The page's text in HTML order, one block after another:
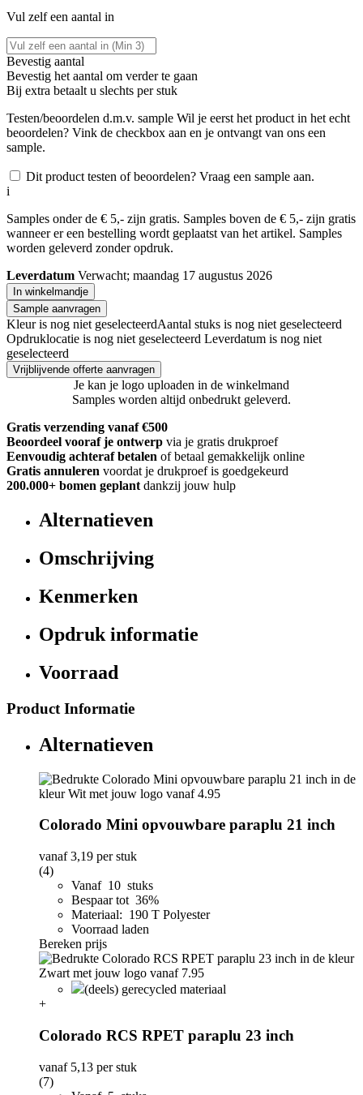
Vul zelf een aantal in
Bevestig aantal
Bevestig het aantal om verder te gaan
Bij extra betaalt u slechts per stuk
Testen/beoordelen d.m.v. sample Wil je eerst het product in het echt
beoordelen? Vink de checkbox aan en je ontvangt van ons een
sample.
Dit product testen of beoordelen? Vraag een sample aan.
i
Samples onder de € 5,- zijn gratis. Samples boven de € 5,- zijn gratis
wanneer er een bestelling wordt geplaatst van het artikel. Samples
worden geleverd zonder opdruk.
Leverdatum Verwacht; maandag 17 augustus 2026
In winkelmandje
Sample aanvragen
Kleur is nog niet geselecteerdAantal stuks is nog niet geselecteerd
Opdruklocatie is nog niet geselecteerd Leverdatum is nog niet
geselecteerd
Vrijblijvende offerte aanvragen
Je kan je logo uploaden in de winkelmand
Samples worden altijd onbedrukt geleverd.
Gratis verzending vanaf €500
Beoordeel vooraf je ontwerp via je gratis drukproef
Eenvoudig achteraf betalen of betaal gemakkelijk online
Gratis annuleren voordat je drukproef is goedgekeurd
200.000+ bomen geplant dankzij jouw hulp
Alternatieven
Omschrijving
Kenmerken
Opdruk informatie
Voorraad
Product Informatie
Alternatieven
Colorado Mini opvouwbare paraplu 21 inch
vanaf3,19 per stuk
(4)
Vanaf 10 stuks
Bespaar tot 36%
Materiaal: 190 T Polyester
Voorraad laden
Bereken prijs
(deels) gerecycled materiaal
+
Colorado RCS RPET paraplu 23 inch
vanaf 5,13 per stuk
(7)